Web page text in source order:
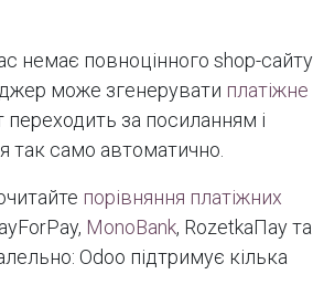
немає повноцінного shop-сайту
може згенерувати платіжне
переходить за посиланням і
так само автоматично.
порівняння платіжних
MonoBank, RozetkaПay та
Odoo підтримує кілька